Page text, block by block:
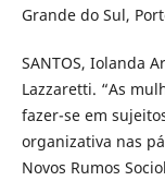
Grande do Sul,
SANTOS, Iolanda
Lazzaretti. “As
fazer-se em
organizativa nas
Novos Rumos